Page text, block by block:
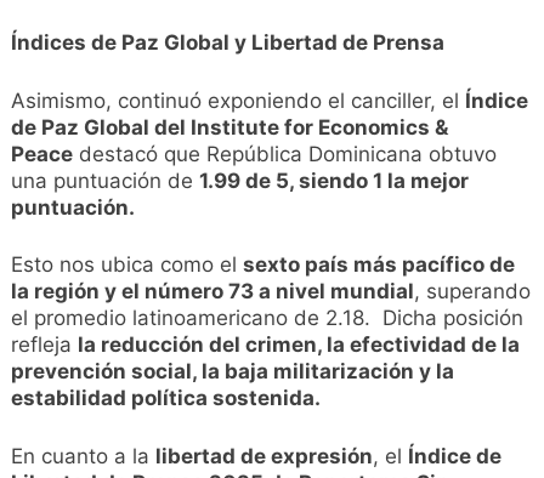
Índices de Paz Global y Libertad de Prensa
Asimismo, continuó exponiendo el canciller, el Índice
de Paz Global del Institute for Economics &
Peacedestacó que República Dominicana obtuvo
una puntuación de 1.99 de 5, siendo 1 la mejor
puntuación.
Esto nos ubica como el sexto país más pacífico de
la región y el número 73 a nivel mundial, superando
el promedio latinoamericano de 2.18. Dicha posición
refleja la reducción del crimen, la efectividad de la
prevención social, la baja militarización y la
estabilidad política sostenida.
En cuanto a la libertad de expresión, el Índice de